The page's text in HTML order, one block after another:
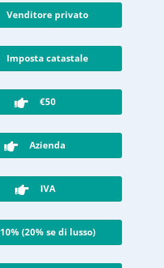
Venditore privato
Imposta catastale
€50
Azienda
IVA
10% (20% se di lusso)